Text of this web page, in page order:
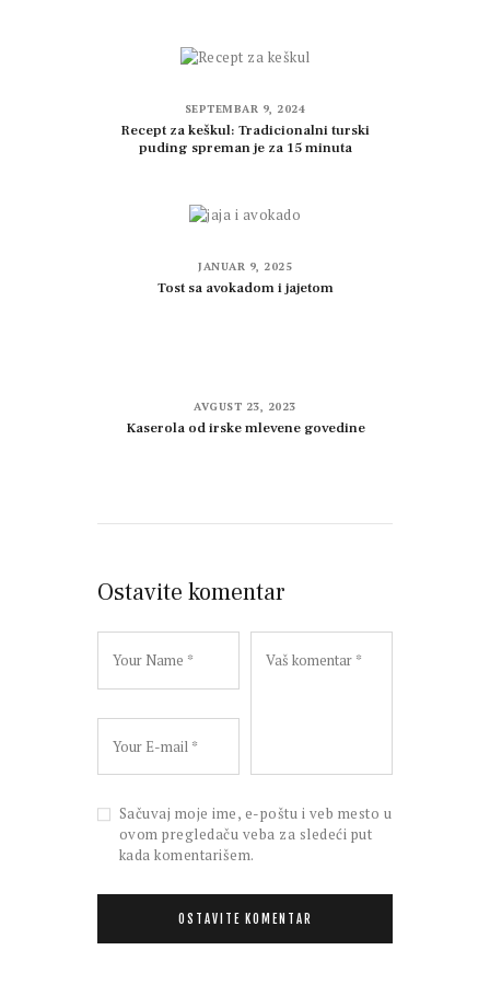
SEPTEMBAR 9, 2024
Recept za keškul: Tradicionalni turski
puding spreman je za 15 minuta
JANUAR 9, 2025
Tost sa avokadom i jajetom
AVGUST 23, 2023
Kaserola od irske mlevene govedine
Ostavite komentar
Sačuvaj moje ime, e-poštu i veb mesto u
ovom pregledaču veba za sledeći put
kada komentarišem.